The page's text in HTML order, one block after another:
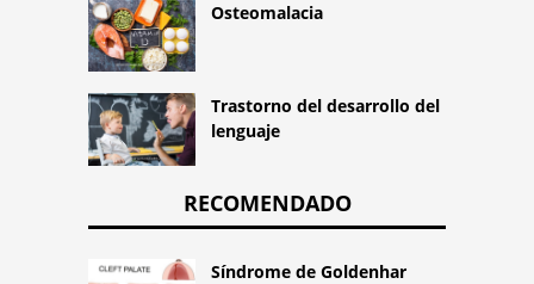
Osteomalacia
Trastorno del desarrollo del
lenguaje
RECOMENDADO
Síndrome de Goldenhar